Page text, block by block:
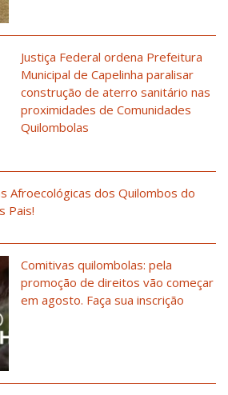
Justiça Federal ordena Prefeitura
Municipal de Capelinha paralisar
construção de aterro sanitário nas
proximidades de Comunidades
Quilombolas
Afroecológicas dos Quilombos do
Pais!
Comitivas quilombolas: pela
promoção de direitos vão começar
em agosto. Faça sua inscrição